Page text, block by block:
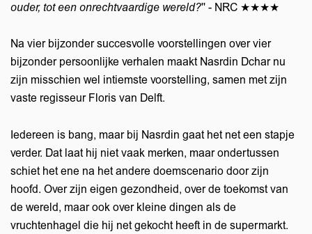
ouder, tot een onrechtvaardige wereld?'' - NRC ★★★★
Na vier bijzonder succesvolle voorstellingen over vier
bijzonder persoonlijke verhalen maakt Nasrdin Dchar nu
zijn misschien wel intiemste voorstelling, samen met zijn
vaste regisseur Floris van Delft.
Iedereen is bang, maar bij Nasrdin gaat het net een stapje
verder. Dat laat hij niet vaak merken, maar ondertussen
schiet het ene na het andere doemscenario door zijn
hoofd. Over zijn eigen gezondheid, over de toekomst van
de wereld, maar ook over kleine dingen als de
vruchtenhagel die hij net gekocht heeft in de supermarkt.